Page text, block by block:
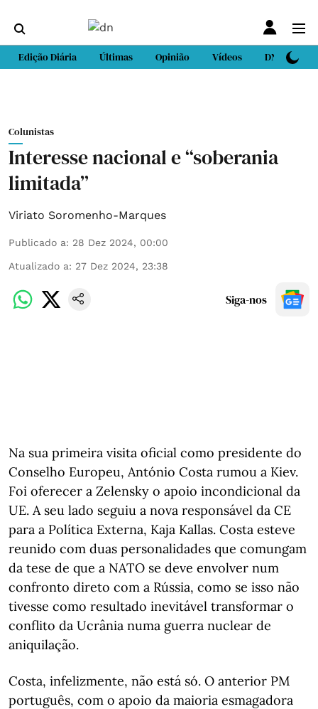
Edição Diária Últimas Opinião Vídeos DN Sport
Colunistas
Interesse nacional e “soberania
limitada”
Viriato Soromenho-Marques
Publicado a: 28 Dez 2024, 00:00
Atualizado a: 27 Dez 2024, 23:38
Siga-nos
Na sua primeira visita oficial como presidente do
Conselho Europeu, António Costa rumou a Kiev.
Foi oferecer a Zelensky o apoio incondicional da
UE. A seu lado seguiu a nova responsável da CE
para a Política Externa, Kaja Kallas. Costa esteve
reunido com duas personalidades que comungam
da tese de que a NATO se deve envolver num
confronto direto com a Rússia, como se isso não
tivesse como resultado inevitável transformar o
conflito da Ucrânia numa guerra nuclear de
aniquilação.
Costa, infelizmente, não está só. O anterior PM
português, com o apoio da maioria esmagadora